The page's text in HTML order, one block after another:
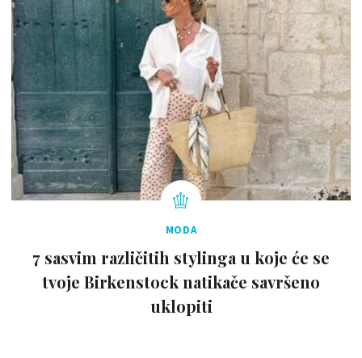
MODA
7 sasvim različitih stylinga u koje će se
tvoje Birkenstock natikače savršeno
uklopiti